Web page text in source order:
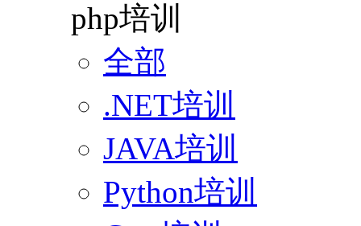
php培训
全部
.NET培训
JAVA培训
Python培训